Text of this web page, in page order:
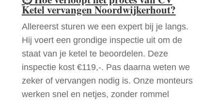
Ketel vervangen Noordwijkerhout?
Allereerst sturen we een expert bij je langs.
Hij voert een grondige inspectie uit om de
staat van je ketel te beoordelen. Deze
inspectie kost €119,-. Pas daarna weten we
zeker of vervangen nodig is. Onze monteurs
werken snel en netjes, zonder rommel